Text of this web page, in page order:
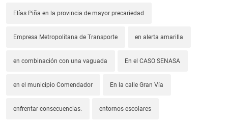
Elías Piña en la provincia de mayor precariedad
Empresa Metropolitana de Transporte en alerta amarilla
en combinación con una vaguada En el CASO SENASA
en el municipio Comendador En la calle Gran Vía
enfrentar consecuencias. entornos escolares